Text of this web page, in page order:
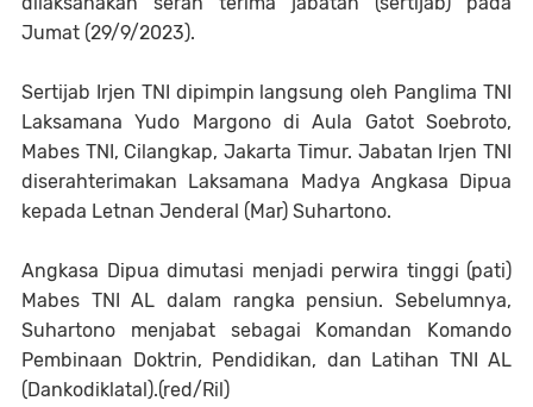
Jumat (29/9/2023).
Sertijab Irjen TNI dipimpin langsung oleh Panglima TNI
Laksamana Yudo Margono di Aula Gatot Soebroto,
Mabes TNI, Cilangkap, Jakarta Timur. Jabatan Irjen TNI
diserahterimakan Laksamana Madya Angkasa Dipua
kepada Letnan Jenderal (Mar) Suhartono.
Angkasa Dipua dimutasi menjadi perwira tinggi (pati)
Mabes TNI AL dalam rangka pensiun. Sebelumnya,
Suhartono menjabat sebagai Komandan Komando
Pembinaan Doktrin, Pendidikan, dan Latihan TNI AL
(Dankodiklatal).(red/Ril)